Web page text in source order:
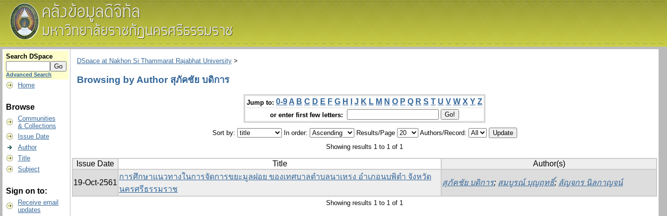
Search DSpace
Advanced Search
Home
Browse
Communities
& Collections
Issue Date
Author
Title
Subject
Sign on to:
Receive email
updates
DSpace at Nakhon Si Thammarat Rajabhat University >
Browsing by Author สุภัคชัย บดิการ
Jump to: 0-9 A B C D E F G H J K L M N O P Q R S T U V W X Y Z
or enter first few letters:
Sort by: In order: Results/Page
Authors/Record:
Showing results 1 to 1 of 1
Issue Date Title Author(s)
19-Oct-2561
การศึกษาแนวทางในการจัดการขยะมูลฝอย ของเทศบาลตำบลนาเหรง อำเภอนบพิตำ จังหวัด
นครศรีธรรมราช
สุภัคชัย บดิการ; สมบูรณ์ บุญฤทธิ์; ลัญจกร นิลกาญจน์
Showing results 1 to 1 of 1